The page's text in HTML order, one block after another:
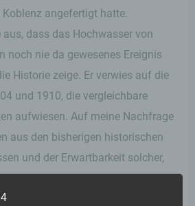
angefertigt hatte.
dass das Hochwasser von
noch nie da gewesenes Ereignis
Historie zeige. Er verwies auf die
und 1910, die vergleichbare
aufwiesen. Auf meine Nachfrage
aus den bisherigen historischen
und der Erwartbarkeit solcher,
die maßgeblichen
seit mehr als zehn Jahren vor